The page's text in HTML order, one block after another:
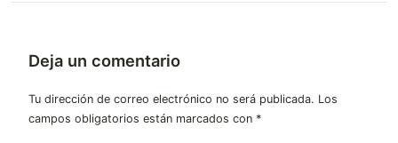
Deja un comentario
Tu dirección de correo electrónico no será publicada. Los
campos obligatorios están marcados con *